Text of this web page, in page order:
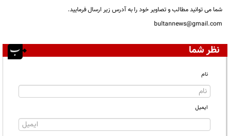
شما می توانید مطالب و تصاویر خود را به آدرس زیر ارسال فرمایید.
bultannews@gmail.com
نظر شما
نام
ایمیل